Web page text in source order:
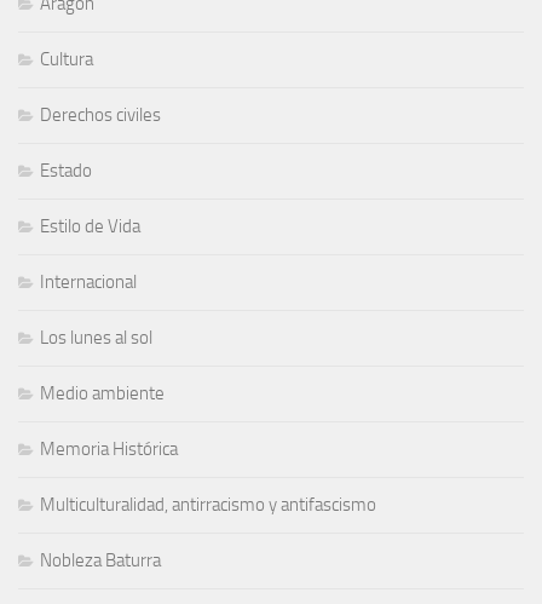
Cultura
Derechos civiles
Estado
Estilo de Vida
Internacional
Los lunes al sol
Medio ambiente
Memoria Histórica
Multiculturalidad, antirracismo y antifascismo
Nobleza Baturra